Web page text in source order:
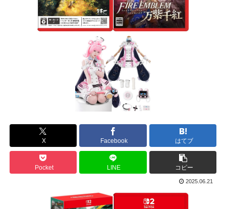
X Facebook はてブ
Pocket LINE コピー
2025.06.21